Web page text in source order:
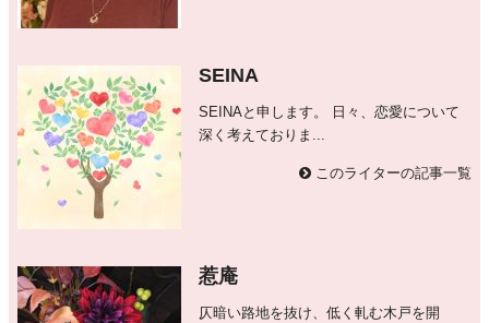
SEINA
SEINAと申します。 日々、恋愛について
深く考えておりま...
このライターの記事一覧
惹庵
仄暗い路地を抜け、低く軋む木戸を開